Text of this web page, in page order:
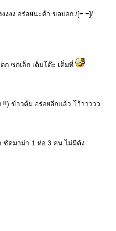
งงง อร่อยนะค้า ขอบอก /[= =]/
ซกเล็ก เต็มโต๊ะ เต็มที่
ข้าวต้ม อร่อยอีกแล้ว โว้ววววว
ซัดมาม่า 1 ห่อ 3 คน ไม่มีตัง